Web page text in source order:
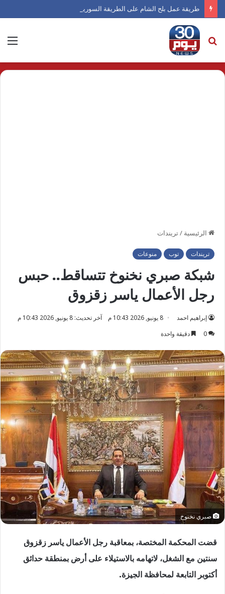
طريقة عمل بلح الشام على الطريقة السورية
بحث
عن
الرئيسية /تريندات
تريندات توب منوعات
شبكة صبري نخنوخ تتساقط.. حبس
رجل الأعمال ياسر زقزوق
إبراهيم احمد 8 يونيو, 2026 10:43 م
آخر تحديث: 8 يونيو, 2026 10:43 م
0
دقيقة واحدة
صبري نخنوخ
قضت المحكمة المختصة، بمعاقبة رجل الأعمال ياسر زقزوق
سنتين مع الشغل، لاتهامه بالاستيلاء على أرض بمنطقة حدائق
أكتوبر التابعة لمحافظة الجيزة.